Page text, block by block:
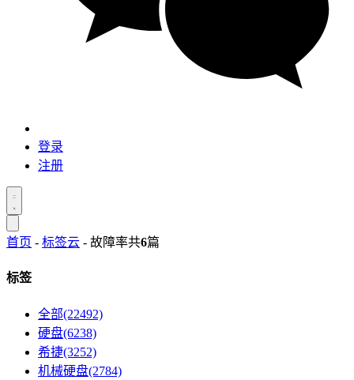
登录
注册
首页 - 标签云 - 故障率共6篇
标签
全部(22492)
硬盘(6238)
希捷(3252)
机械硬盘(2784)